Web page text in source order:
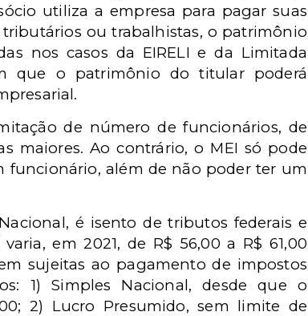
utiliza a empresa para pagar suas
tributários ou trabalhistas, o patrimônio
nos casos da EIRELI e da Limitada
que o patrimônio do titular poderá
de número de funcionários, de
maiores. Ao contrário, o MEI só pode
funcionário, além de não poder ter um
é isento de tributos federais e
em 2021, de R$ 56,00 a R$ 61,00
sujeitas ao pagamento de impostos
1) Simples Nacional, desde que o
2) Lucro Presumido, sem limite de